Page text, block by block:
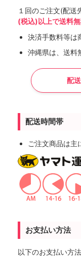
１回のご注文(配送
(税込)以上で送料
決済手数料等は
沖縄県は、送料
配
配送時間帯
ご注文商品は主
お支払い方法
以下のお支払い方